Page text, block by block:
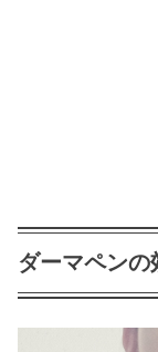
ダーマペンの